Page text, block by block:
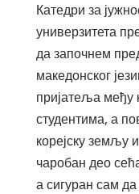
Катедри за
универзитета
да започнем
македонског
пријатеља међу
студентима, а
корејску земљу
чаробан део
а сигуран сам